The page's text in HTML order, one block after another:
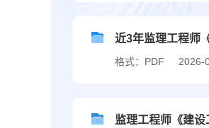
近3年监理工程师
格式：PDF 2026-
监理工程师《建